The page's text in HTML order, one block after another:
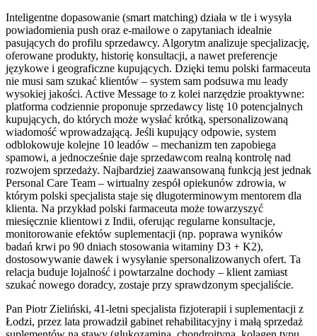
Inteligentne dopasowanie (smart matching) działa w tle i wysyła
powiadomienia push oraz e-mailowe o zapytaniach idealnie
pasujących do profilu sprzedawcy. Algorytm analizuje specjalizację,
oferowane produkty, historię konsultacji, a nawet preferencje
językowe i geograficzne kupujących. Dzięki temu polski farmaceuta
nie musi sam szukać klientów – system sam podsuwa mu leady
wysokiej jakości. Active Message to z kolei narzędzie proaktywne:
platforma codziennie proponuje sprzedawcy listę 10 potencjalnych
kupujących, do których może wysłać krótką, spersonalizowaną
wiadomość wprowadzającą. Jeśli kupujący odpowie, system
odblokowuje kolejne 10 leadów – mechanizm ten zapobiega
spamowi, a jednocześnie daje sprzedawcom realną kontrolę nad
rozwojem sprzedaży. Najbardziej zaawansowaną funkcją jest jednak
Personal Care Team – wirtualny zespół opiekunów zdrowia, w
którym polski specjalista staje się długoterminowym mentorem dla
klienta. Na przykład polski farmaceuta może towarzyszyć
miesięcznie klientowi z Indii, oferując regularne konsultacje,
monitorowanie efektów suplementacji (np. poprawa wyników
badań krwi po 90 dniach stosowania witaminy D3 + K2),
dostosowywanie dawek i wysyłanie spersonalizowanych ofert. Ta
relacja buduje lojalność i powtarzalne dochody – klient zamiast
szukać nowego doradcy, zostaje przy sprawdzonym specjaliście.
Pan Piotr Zieliński, 41-letni specjalista fizjoterapii i suplementacji z
Łodzi, przez lata prowadził gabinet rehabilitacyjny i małą sprzedaż